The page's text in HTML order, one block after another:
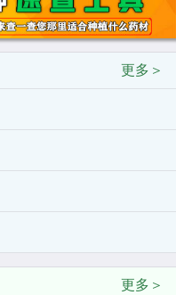
更多＞
更多＞